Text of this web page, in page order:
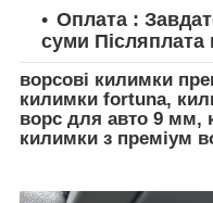
Оплата :
суми Післяплата
ворсові килимки
килимки fortuna,
ворс для авто 9 мм,
килимки з преміум